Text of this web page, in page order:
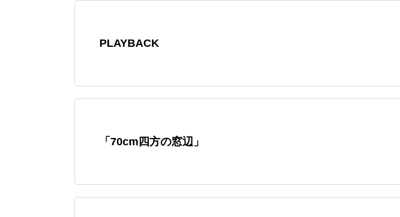
PLAYBACK
「70cm四方の窓辺」